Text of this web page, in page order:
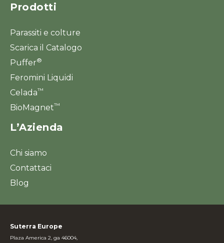
Prodotti
Parassiti e colture
Scarica il Catalogo
Puffer®
Feromini Liquidi
Celada™
BioMagnet™
L’Azienda
Chi siamo
Contattaci
Blog
Suterra Europe
Plaza America 2, ga 46004,